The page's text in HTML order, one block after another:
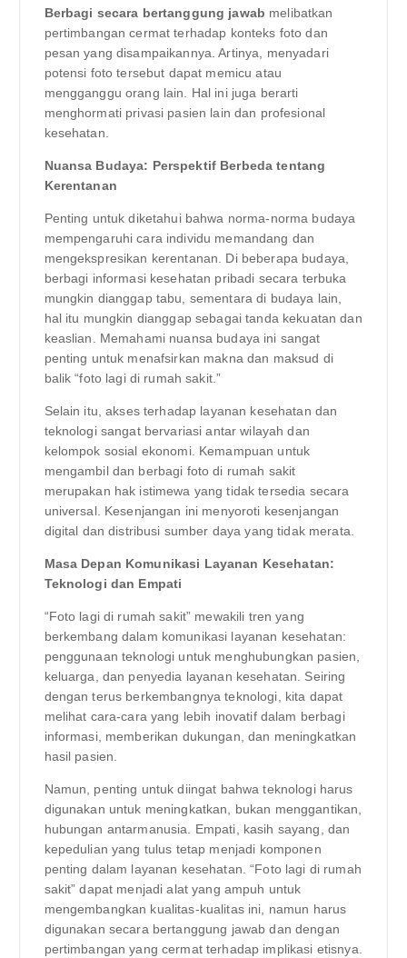
Berbagi secara bertanggung jawab melibatkan
pertimbangan cermat terhadap konteks foto dan
pesan yang disampaikannya. Artinya, menyadari
potensi foto tersebut dapat memicu atau
mengganggu orang lain. Hal ini juga berarti
menghormati privasi pasien lain dan profesional
kesehatan.
Nuansa Budaya: Perspektif Berbeda tentang
Kerentanan
Penting untuk diketahui bahwa norma-norma budaya
mempengaruhi cara individu memandang dan
mengekspresikan kerentanan. Di beberapa budaya,
berbagi informasi kesehatan pribadi secara terbuka
mungkin dianggap tabu, sementara di budaya lain,
hal itu mungkin dianggap sebagai tanda kekuatan dan
keaslian. Memahami nuansa budaya ini sangat
penting untuk menafsirkan makna dan maksud di
balik “foto lagi di rumah sakit.”
Selain itu, akses terhadap layanan kesehatan dan
teknologi sangat bervariasi antar wilayah dan
kelompok sosial ekonomi. Kemampuan untuk
mengambil dan berbagi foto di rumah sakit
merupakan hak istimewa yang tidak tersedia secara
universal. Kesenjangan ini menyoroti kesenjangan
digital dan distribusi sumber daya yang tidak merata.
Masa Depan Komunikasi Layanan Kesehatan:
Teknologi dan Empati
“Foto lagi di rumah sakit” mewakili tren yang
berkembang dalam komunikasi layanan kesehatan:
penggunaan teknologi untuk menghubungkan pasien,
keluarga, dan penyedia layanan kesehatan. Seiring
dengan terus berkembangnya teknologi, kita dapat
melihat cara-cara yang lebih inovatif dalam berbagi
informasi, memberikan dukungan, dan meningkatkan
hasil pasien.
Namun, penting untuk diingat bahwa teknologi harus
digunakan untuk meningkatkan, bukan menggantikan,
hubungan antarmanusia. Empati, kasih sayang, dan
kepedulian yang tulus tetap menjadi komponen
penting dalam layanan kesehatan. “Foto lagi di rumah
sakit” dapat menjadi alat yang ampuh untuk
mengembangkan kualitas-kualitas ini, namun harus
digunakan secara bertanggung jawab dan dengan
pertimbangan yang cermat terhadap implikasi etisnya.